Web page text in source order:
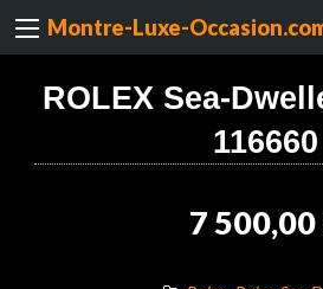
Montre-Luxe-
ROLEX Sea-
116660
7 500,00